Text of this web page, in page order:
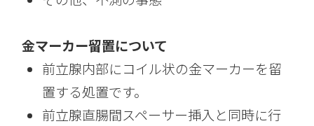
金マーカー留置について
前立腺内部にコイル状の金マーカーを留
置する処置です。
前立腺直腸間スペーサー挿入と同時に行